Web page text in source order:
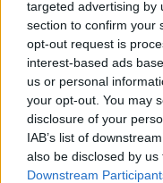
targeted advertising by
section to confirm your
opt-out request is
interest-based ads
us or personal
your opt-out. You may
disclosure of your
IAB’s list of
also be disclosed by
Downstream